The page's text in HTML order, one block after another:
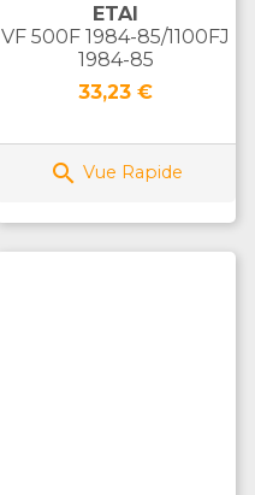
ETAI
VF 500F 1984-85/1100FJ
1984-85
Prix
33,23 €
 Vue Rapide